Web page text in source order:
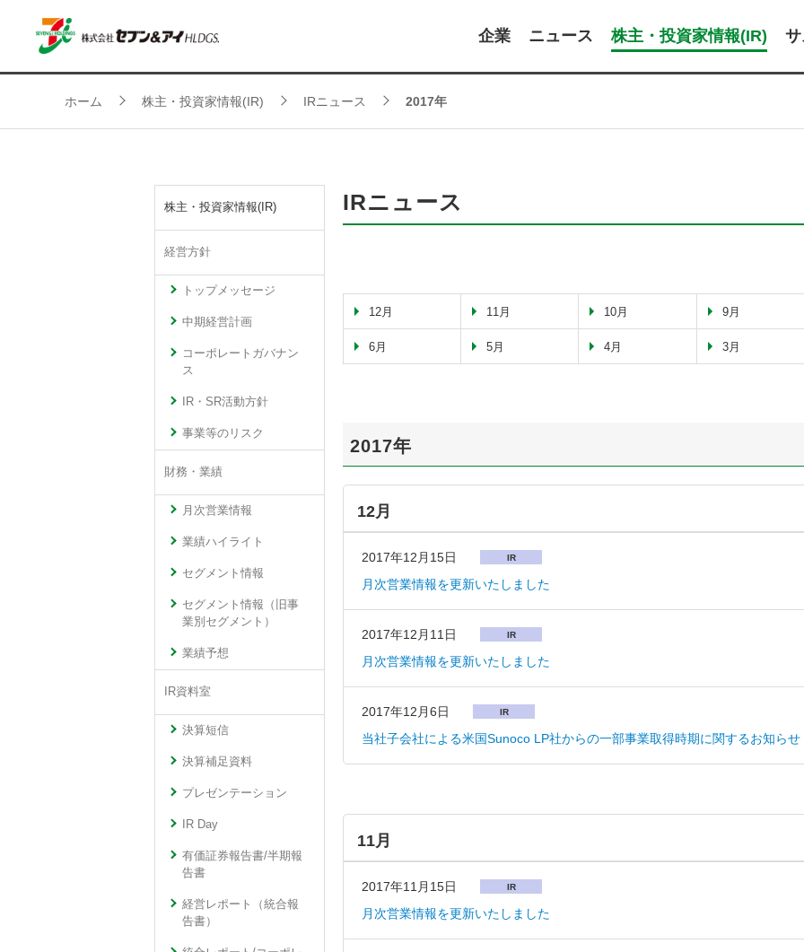
企業 ニュース 株主・投資家情報(IR)
ホーム 株主・投資家情報(IR) IRニュース 2017年
株主・投資家情報(IR)
経営方針
トップメッセージ
中期経営計画
コーポレートガバナン
ス
IR・SR活動方針
事業等のリスク
財務・業績
月次営業情報
業績ハイライト
セグメント情報
セグメント情報（旧事
業別セグメント）
業績予想
IR資料室
決算短信
決算補足資料
プレゼンテーション
IR Day
有価証券報告書/半期報
告書
経営レポート（統合報
告書）
IRニュース
12月 11月 10月 9月
6月 5月 4月 3月
2017年
12月
2017年12月15日 IR
月次営業情報を更新いたしました
2017年12月11日 IR
月次営業情報を更新いたしました
2017年12月6日 IR
当社子会社による米国Sunoco LP社からの一部事業取得時期に関するお知らせ
11月
2017年11月15日 IR
月次営業情報を更新いたしました